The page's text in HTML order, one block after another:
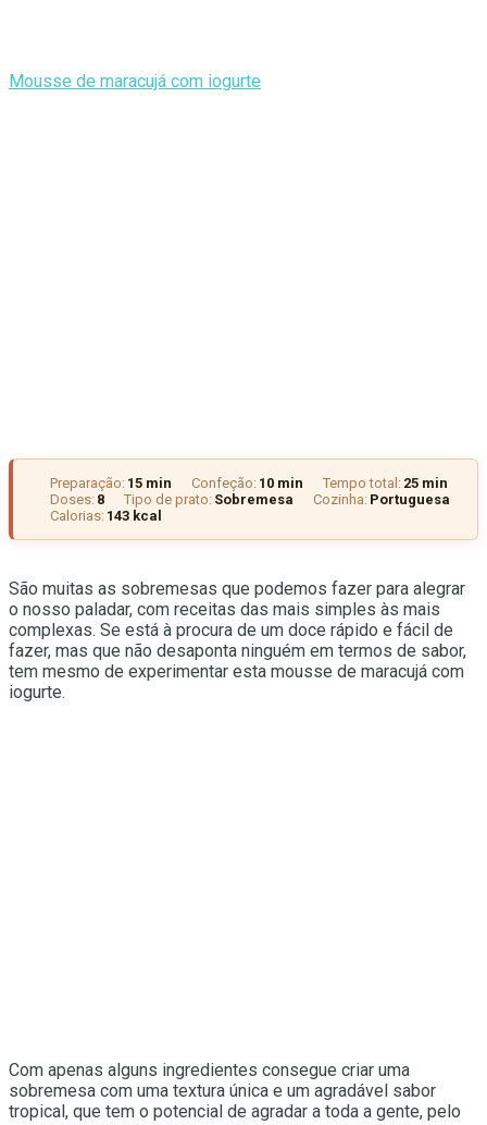
Mousse de maracujá com iogurte
Preparação: 15 min Confeção: 10 min Tempo total: 25 min
Doses: 8 Tipo de prato: Sobremesa Cozinha: Portuguesa
Calorias: 143 kcal
São muitas as sobremesas que podemos fazer para alegrar
o nosso paladar, com receitas das mais simples às mais
complexas. Se está à procura de um doce rápido e fácil de
fazer, mas que não desaponta ninguém em termos de sabor,
tem mesmo de experimentar esta mousse de maracujá com
iogurte.
Com apenas alguns ingredientes consegue criar uma
sobremesa com uma textura única e um agradável sabor
tropical, que tem o potencial de agradar a toda a gente, pelo